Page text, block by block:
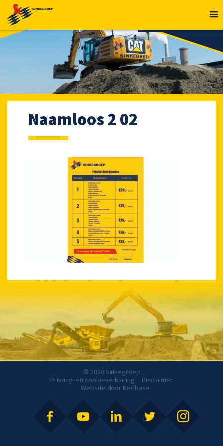
Naamloos 2 02
© 2026 Sinkegroep
Privacy- en cookieverklaring
Disclaimer
Website door Nedbase